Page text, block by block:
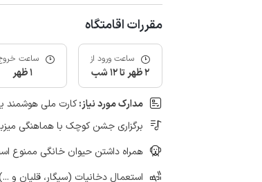
مقررات اقامتگاه
ساعت ورود از
2 ظهر تا 12 شب
ساعت
1 ظهر
مدارک مورد نیاز:کارت ملی هوشمند
برگزاری جشن کوچک با هماهنگی
همراه داشتن حیوان خانگی ممنوع
استعمال دخانیات (سیگار، قلیان و